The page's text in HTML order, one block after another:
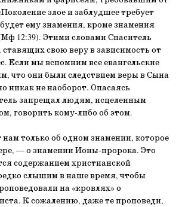
злое и заблудшее требует
ему знамения, кроме знамения
12:39). Этими словами Спаситель
свою веру в зависимость от
Если мы вспомним все евангельские
что они были следствием веры в Сына
никак не наоборот. Опасаясь
запрещал людям, исцеленным
говорить кому-либо об этом.
нам только об одном знамении, которое
— о знамении Ионы-пророка. Это
содержанием христианской
слышим в наше время, чтобы
на «кровлях» о
К сожалению, даже те проповеди,